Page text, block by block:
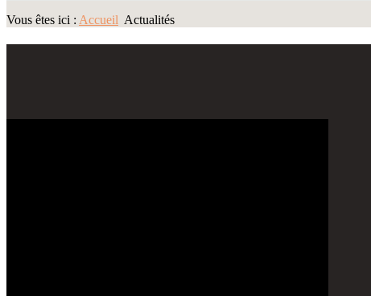
Vous êtes ici : Accueil Actualités